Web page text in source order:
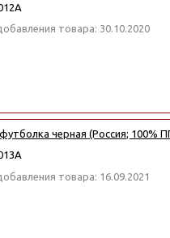
товара: 30.10.2020
черная (Россия; 100%
товара: 16.09.2021